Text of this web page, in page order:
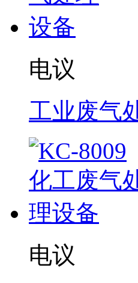
电议
工业废气
电议